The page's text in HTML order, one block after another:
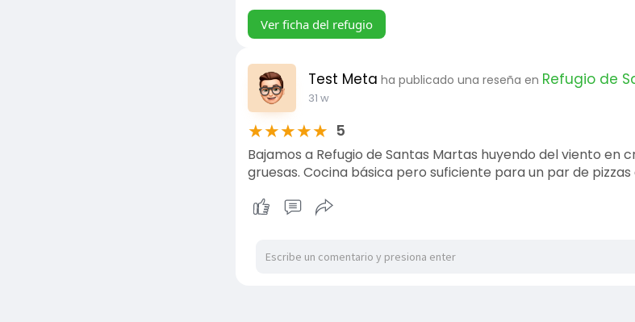
Ver ficha del refugio
Test Meta ha publicado una reseña en Refugio de
31 w
★★★★★ 5
Bajamos a Refugio de Santas Martas huyendo del viento en
gruesas. Cocina básica pero suficiente para un par de